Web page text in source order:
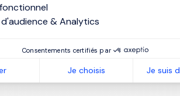
& Analytics
Consentements certifiés par
Je choisis Je suis
les candidatures ne suffit plus.
avec nos consultants en recrutement